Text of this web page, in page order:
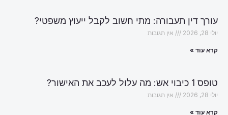
עורך דין תעבורה: מתי חשוב לקבל ייעוץ משפטי?
יולי 28, 2026 אין תגובות
קרא עוד »
טופס 1 כיבוי אש: מה עלול לעכב את האישור?
יולי 28, 2026 אין תגובות
קרא עוד »